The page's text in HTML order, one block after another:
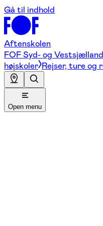
Gå til indhold
Aftenskolen
FOF Syd- og Vestsjælland
højskoler Rejser, ture og
Open menu